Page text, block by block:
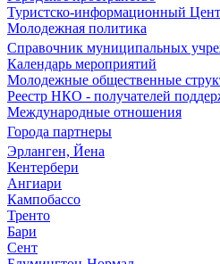
Туристско-информационный
Молодежная политика
Справочник муниципальных
Календарь мероприятий
Молодежные общественные
Реестр НКО - получателей
Международные отношения
Города партнеры
Эрланген, Йена
Кентербери
Ангиари
Кампобассо
Тренто
Бари
Сент